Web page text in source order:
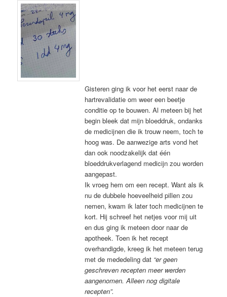
Gisteren ging ik voor het eerst naar de
hartrevalidatie om weer een beetje
conditie op te bouwen. Al meteen bij het
begin bleek dat mijn bloeddruk, ondanks
de medicijnen die ik trouw neem, toch te
hoog was. De aanwezige arts vond het
dan ook noodzakelijk dat één
bloeddrukverlagend medicijn zou worden
aangepast.
Ik vroeg hem om een recept. Want als ik
nu de dubbele hoeveelheid pillen zou
nemen, kwam ik later toch medicijnen te
kort. Hij schreef het netjes voor mij uit
en dus ging ik meteen door naar de
apotheek. Toen ik het recept
overhandigde, kreeg ik het meteen terug
met de mededeling dat “er geen
geschreven recepten meer werden
aangenomen. Alleen nog digitale
recepten”.